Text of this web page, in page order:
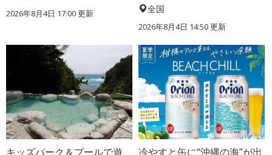
2026年8月4日 17:00更新 全国
2026年8月4日 14:50更新
キッズパーク＆プールで遊
冷やすと缶に“沖縄の海”が出